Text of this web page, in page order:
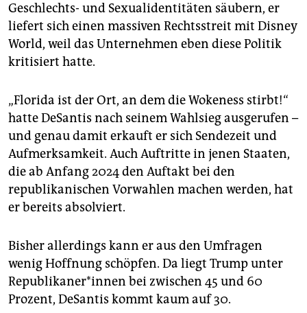
Geschlechts- und Sexualidentitäten säubern, er
liefert sich einen massiven Rechtsstreit mit Disney
World, weil das Unternehmen eben diese Politik
kritisiert hatte.
„Florida ist der Ort, an dem die Wokeness stirbt!“
hatte DeSantis nach seinem Wahlsieg ausgerufen –
und genau damit erkauft er sich Sendezeit und
Aufmerksamkeit. Auch Auftritte in jenen Staaten,
die ab Anfang 2024 den Auftakt bei den
republikanischen Vorwahlen machen werden, hat
er bereits absolviert.
Bisher allerdings kann er aus den Umfragen
wenig Hoffnung schöpfen. Da liegt Trump unter
Re­pu­bli­ka­ne­r*in­nen bei zwischen 45 und 60
Prozent, DeSantis kommt kaum auf 30.